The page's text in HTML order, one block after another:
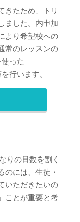
きたため、トリ
ました。内申加
より希望校への
常のレッスンの
った
行います。
りの日数を割く
のには、生徒・
いただきたいの
ことが重要と考